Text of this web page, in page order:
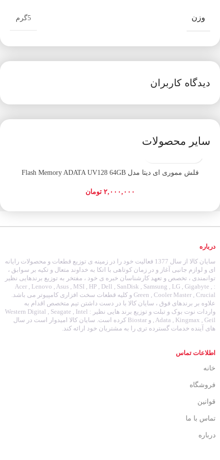
وزن 5گرم
دیدگاه کاربران
سایر محصولات
فلش مموری ای دیتا مدل Flash Memory ADATA UV128 64GB
۲,۰۰۰,۰۰۰ تومان
درباره
سایان کالا از سال 1377 فعالیت خود را در زمینه ی توزیع قطعات و محصولات رایانه
ای و لوازم جانبی آغاز و در زمان کوتاهی با اتکا به خداوند متعال و تکیه بر سوابق ،
توانمندی ، تخصص و تعهد کارشناسان خبره ی خود ، مفتخر به توزیع برندهایی نظیر
: Acer , Lenovo , Asus , MSI , HP , Dell , SanDisk , Samsung , LG , Gigabyte ,
Green , Cooler Master , Crucial و کلیه قطعات سخت افزاری کامپیوتر می باشد.
علاوه بر برندهای فوق ، سایان کالا با در دست داشتن تیم متخصص اقدام به
واردات نوت بوک و تبلت و توزیع برند هایی نظیر : Western Digital , Seagate , Intel
, Adata , Kingmax , Geil و Biostar کرده است. سایان کالا امیدوار است در سال
های آینده خدمات گسترده تری را به مشتریان خود ارائه کند.
اطلاعات تماس
خانه
فروشگاه
قوانین
تماس با ما
درباره